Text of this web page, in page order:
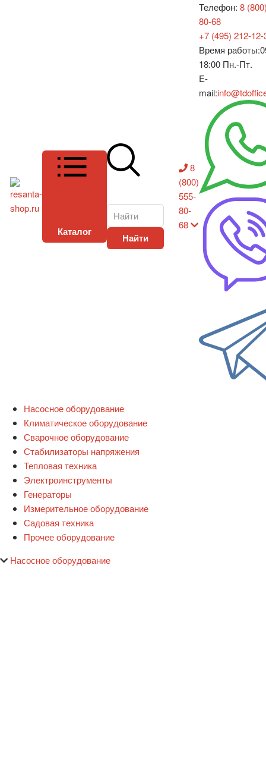
Каталог
Найти
8
(800)
555-
80-
68
Телефон: 8
80-68
+7 (495) 212-12-
Время работы:
18:00 Пн.-Пт.
E-
mail:
Насосное оборудование
Климатическое оборудование
Сварочное оборудование
Стабилизаторы напряжения
Тепловая техника
Электроинструменты
Генераторы
Измерительное оборудование
Садовая техника
Прочее оборудование
Насосное оборудование